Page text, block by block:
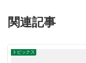
関連記事
トピックス